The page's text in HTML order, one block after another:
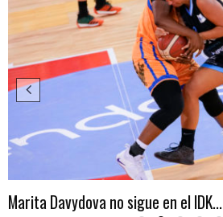
Marita Davydova no sigue en el IDK...